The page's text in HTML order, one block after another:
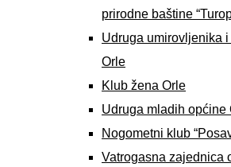
prirodne baštine
Udruga umirovljenika
Orle
Klub žena Orle
Udruga mladih općine
Nogometni klub
Vatrogasna zajednica